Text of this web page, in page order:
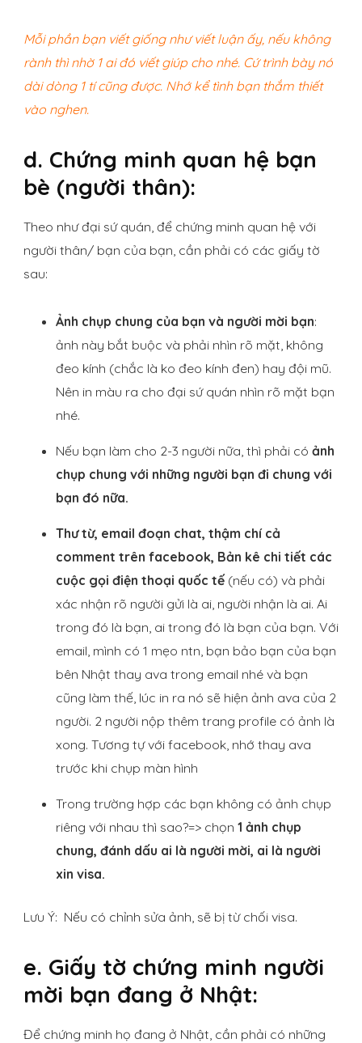
Mỗi phần bạn viết giống như viết luận ấy, nếu không
rành thì nhờ 1 ai đó viết giúp cho nhé. Cứ trình bày nó
dài dòng 1 tí cũng được. Nhớ kể tình bạn thắm thiết
vào nghen.
d. Chứng minh quan hệ bạn
bè (người thân):
Theo như đại sứ quán, để chứng minh quan hệ với
người thân/ bạn của bạn, cần phải có các giấy tờ
sau:
Ảnh chụp chung của bạn và người mời bạn:
ảnh này bắt buộc và phải nhìn rõ mặt, không
đeo kính (chắc là ko đeo kính đen) hay đội mũ.
Nên in màu ra cho đại sứ quán nhìn rõ mặt bạn
nhé.
Nếu bạn làm cho 2-3 người nữa, thì phải có ảnh
chụp chung với những người bạn đi chung với
bạn đó nữa.
Thư từ, email đoạn chat, thậm chí cả
comment trên facebook, Bản kê chi tiết các
cuộc gọi điện thoại quốc tế (nếu có) và phải
xác nhận rõ người gửi là ai, người nhận là ai. Ai
trong đó là bạn, ai trong đó là bạn của bạn. Với
email, mình có 1 mẹo ntn, bạn bảo bạn của bạn
bên Nhật thay ava trong email nhé và bạn
cũng làm thế, lúc in ra nó sẽ hiện ảnh ava của 2
người. 2 người nộp thêm trang profile có ảnh là
xong. Tương tự với facebook, nhớ thay ava
trước khi chụp màn hình
Trong trường hợp các bạn không có ảnh chụp
riêng với nhau thì sao?=> chọn 1 ảnh chụp
chung, đánh dấu ai là người mời, ai là người
xin visa.
Lưu Ý: Nếu có chỉnh sửa ảnh, sẽ bị từ chối visa.
e. Giấy tờ chứng minh người
mời bạn đang ở Nhật:
Để chứng minh họ đang ở Nhật, cần phải có những